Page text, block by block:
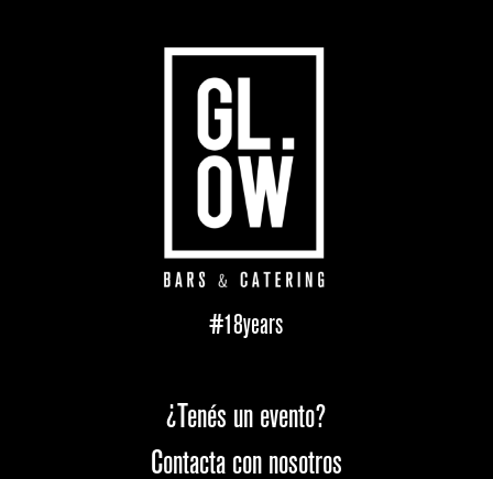
#18years
¿Tenés un evento?
Contacta con nosotros